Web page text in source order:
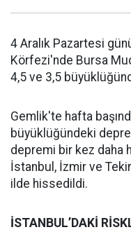
4 Aralık Pazartesi
Körfezi'nde Bursa
4,5 ve 3,5
Gemlik'te hafta
büyüklüğündeki
depremi bir kez daha
İstanbul, İzmir ve
ilde hissedildi.
İSTANBUL’DAKİ